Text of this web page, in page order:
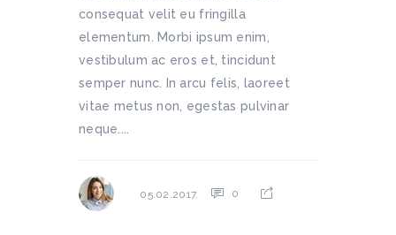
consequat velit eu fringilla
elementum. Morbi ipsum enim,
vestibulum ac eros et, tincidunt
semper nunc. In arcu felis, laoreet
vitae metus non, egestas pulvinar
neque....
05.02.2017. 0